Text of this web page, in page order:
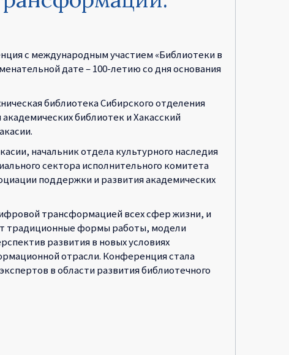
с международным участием «Библиотеки в
дате – 100-летию со дня основания
библиотека Сибирского отделения
библиотек и Хакасский
начальник отдела культурного наследия
сектора исполнительного комитета
поддержки и развития академических
трансформацией всех сфер жизни, и
традиционные формы работы, модели
развития в новых условиях
отрасли. Конференция стала
в области развития библиотечного